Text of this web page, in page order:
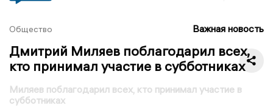
Общество Важная новость
Дмитрий Миляев поблагодарил всех,
кто принимал участие в субботниках
Миляев поблагодарил всех, кто принимал участие в
субботниках